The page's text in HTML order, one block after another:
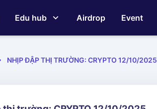
Edu hub Airdrop Event
NHỊP ĐẬP THỊ TRƯỜNG: CRYPTO 12/10/2025